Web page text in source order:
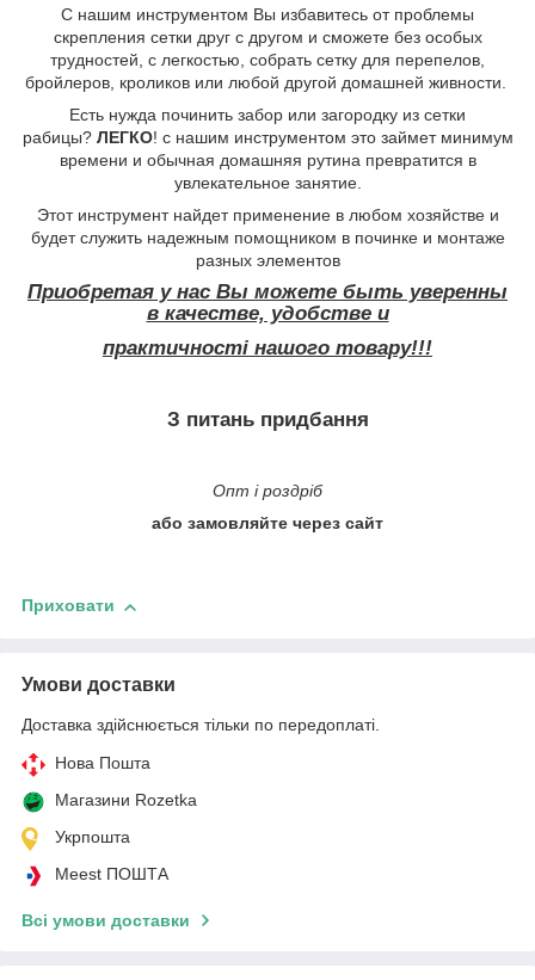
С нашим инструментом Вы избавитесь от проблемы
скрепления сетки друг с другом и сможете без особых
трудностей, с легкостью, собрать сетку для перепелов,
бройлеров, кроликов или любой другой домашней живности.
Есть нужда починить забор или загородку из сетки
рабицы? ЛЕГКО! с нашим инструментом это займет минимум
времени и обычная домашняя рутина превратится в
увлекательное занятие.
Этот инструмент найдет применение в любом хозяйстве и
будет служить надежным помощником в починке и монтаже
разных элементов
Приобретая у нас Вы можете быть уверенны
в качестве, удобстве и
практичності нашого товару!!!
З питань придбання
Опт і роздріб
або замовляйте через сайт
Приховати
Умови доставки
Доставка здійснюється тільки по передоплаті.
Нова Пошта
Магазини Rozetka
Укрпошта
Meest ПОШТА
Всі умови доставки